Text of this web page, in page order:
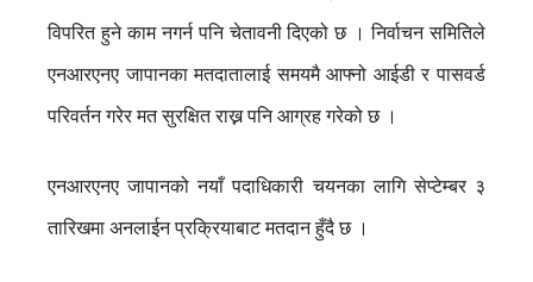
विपरित हुने काम नगर्न पनि चेतावनी दिएको छ । निर्वाचन समितिले
एनआरएनए जापानका मतदातालाई समयमै आफ्नो आईडी र पासवर्ड
परिवर्तन गरेर मत सुरक्षित राख्न पनि आग्रह गरेको छ ।
एनआरएनए जापानको नयाँ पदाधिकारी चयनका लागि सेप्टेम्बर ३
तारिखमा अनलाईन प्रक्रियाबाट मतदान हुँदै छ ।